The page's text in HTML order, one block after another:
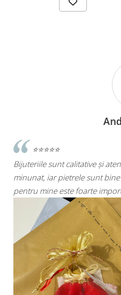
este foarte ridicată. Arată
riscul să cadă aspect care
o treabă foarte bună